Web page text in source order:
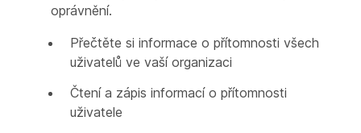
oprávnění.
Přečtěte si informace o přítomnosti všech
uživatelů ve vaší organizaci
Čtení a zápis informací o přítomnosti
uživatele